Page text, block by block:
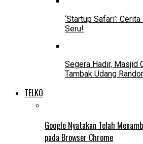
‘Startup Safari’:
Seru!
Segera Hadir, Masjid
Tambak Udang
TELKO
Google Nyatakan Telah
pada Browser Chrome